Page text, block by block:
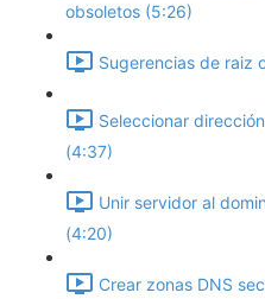
obsoletos (5:26)
Sugerencias de raiz
Seleccionar
(4:37)
Unir servidor al
(4:20)
Crear zonas DNS